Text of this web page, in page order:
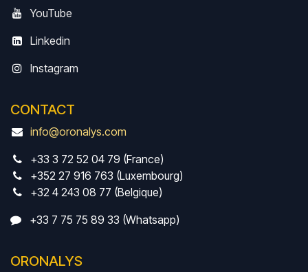
YouTube
Linkedin
Instagram
CONTACT
info@oronalys.com
+33 3 72 52 04 79 (France)
+352 27 916 763 (Luxembourg)
+32 4 243 08 77 (Belgique)
+33 7 75 75 89 33 (Whatsapp)
ORONALYS